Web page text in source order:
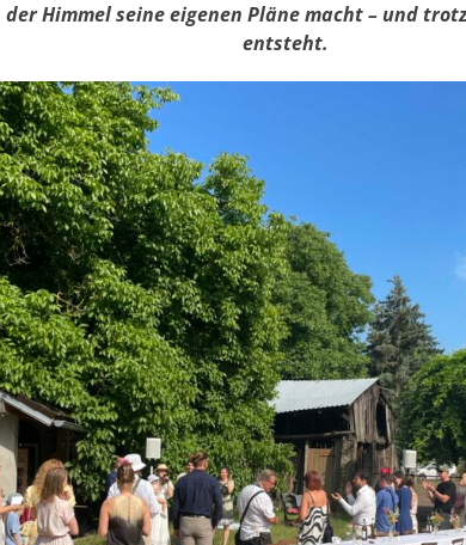
der Himmel seine eigenen Pläne macht – und
entsteht.